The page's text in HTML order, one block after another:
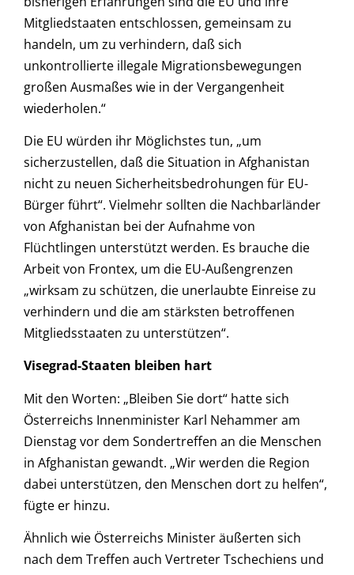
Mitgliedstaaten entschlossen, gemeinsam zu
handeln, um zu verhindern, daß sich
unkontrollierte illegale Migrationsbewegungen
großen Ausmaßes wie in der Vergangenheit
wiederholen.“
Die EU würden ihr Möglichstes tun, „um
sicherzustellen, daß die Situation in Afghanistan
nicht zu neuen Sicherheitsbedrohungen für EU-
Bürger führt“. Vielmehr sollten die Nachbarländer
von Afghanistan bei der Aufnahme von
Flüchtlingen unterstützt werden. Es brauche die
Arbeit von Frontex, um die EU-Außengrenzen
„wirksam zu schützen, die unerlaubte Einreise zu
verhindern und die am stärksten betroffenen
Mitgliedsstaaten zu unterstützen“.
Visegrad-Staaten bleiben hart
Mit den Worten: „Bleiben Sie dort“ hatte sich
Österreichs Innenminister Karl Nehammer am
Dienstag vor dem Sondertreffen an die Menschen
in Afghanistan gewandt. „Wir werden die Region
dabei unterstützen, den Menschen dort zu helfen“,
fügte er hinzu.
Ähnlich wie Österreichs Minister äußerten sich
nach dem Treffen auch Vertreter Tschechiens und